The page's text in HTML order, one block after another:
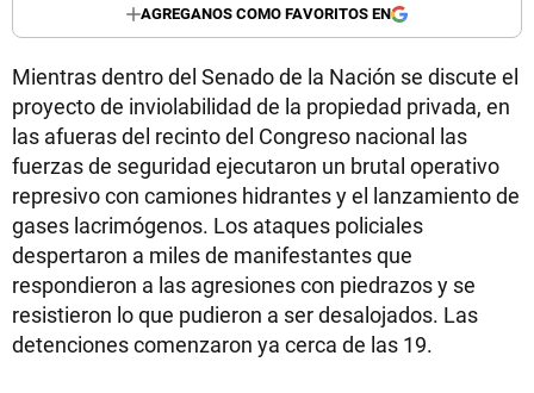
AGREGANOS COMO FAVORITOS EN
Mientras dentro del Senado de la Nación se discute el
proyecto de inviolabilidad de la propiedad privada, en
las afueras del recinto del Congreso nacional las
fuerzas de seguridad ejecutaron un brutal operativo
represivo con camiones hidrantes y el lanzamiento de
gases lacrimógenos. Los ataques policiales
despertaron a miles de manifestantes que
respondieron a las agresiones con piedrazos y se
resistieron lo que pudieron a ser desalojados. Las
detenciones comenzaron ya cerca de las 19.